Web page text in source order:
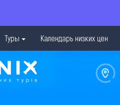
Туры Календарь низких цен